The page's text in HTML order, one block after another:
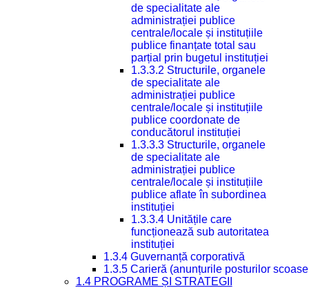
de specialitate ale
administrației publice
centrale/locale și instituțiile
publice finanțate total sau
parțial prin bugetul instituției
1.3.3.2 Structurile, organele
de specialitate ale
administrației publice
centrale/locale și instituțiile
publice coordonate de
conducătorul instituției
1.3.3.3 Structurile, organele
de specialitate ale
administrației publice
centrale/locale și instituțiile
publice aflate în subordinea
instituției
1.3.3.4 Unitățile care
funcționează sub autoritatea
instituției
1.3.4 Guvernanță corporativă
1.3.5 Carieră (anunțurile posturilor
1.4 PROGRAME ȘI STRATEGII